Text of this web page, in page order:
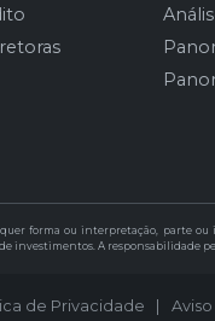
forma ou interpretação, parte
investimentos. A responsabilidade
de Privacidade